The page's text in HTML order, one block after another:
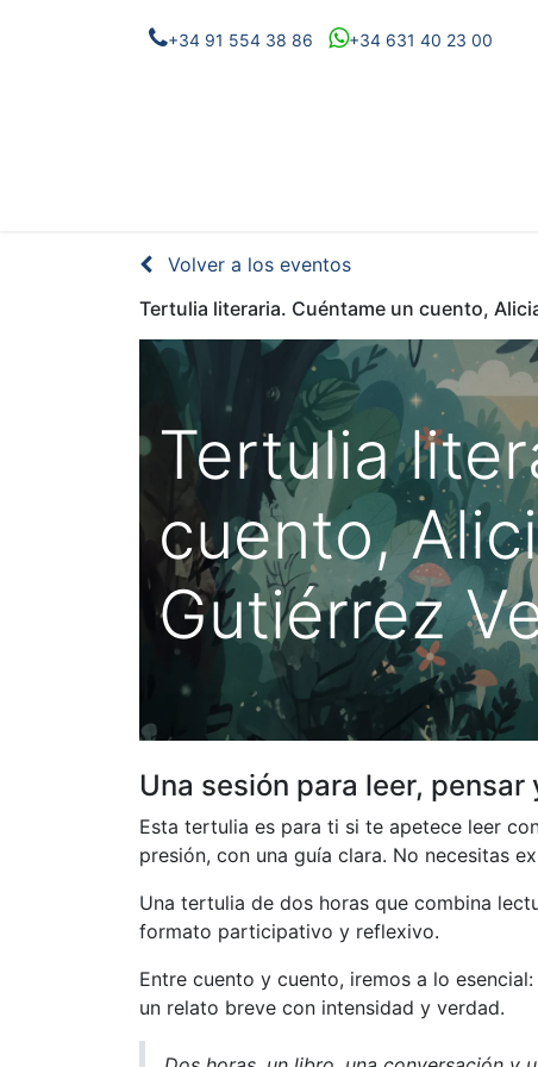
+34 91 554 38 86 +34 631 40 23 00
Volver a los eventos
Tertulia literaria. Cuéntame un cuento,
Tertulia
cuento,
Gutiérrez
Una sesión para leer,
Esta tertulia es para ti si te apetece leer
presión, con una guía clara. No necesitas
Una tertulia de dos horas que combina
formato participativo y reflexivo.
Entre cuento y cuento, iremos a lo
un relato breve con intensidad y verdad.